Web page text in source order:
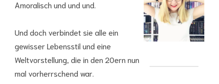
Amoralisch und und und.
Und doch verbindet sie alle ein
gewisser Lebensstil und eine
Weltvorstellung, die in den 20ern nun
mal vorherrschend war.